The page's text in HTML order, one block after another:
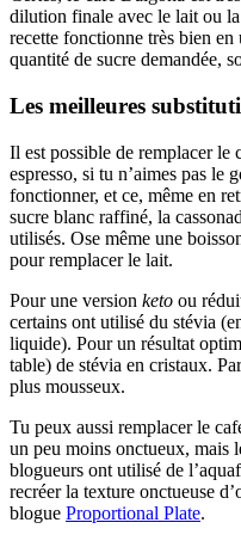
dilution finale avec le lait ou
recette fonctionne très bien
quantité de sucre demandée,
Les meilleures
Il est possible de remplacer le
espresso, si tu n’aimes pas le
fonctionner, et ce, même en
sucre blanc raffiné, la
utilisés. Ose même une
pour remplacer le lait.
Pour une version keto ou
certains ont utilisé du stévia
liquide). Pour un résultat
table) de stévia en cristaux.
plus mousseux.
Tu peux aussi remplacer le
un peu moins onctueux, mais
blogueurs ont utilisé de
recréer la texture onctueuse
blogue Proportional Plate.